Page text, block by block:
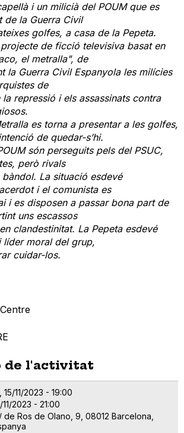
i un milicià del POUM que es
de la Guerra Civil
golfes, a casa de la Pepeta.
de ficció televisiva basat en
el metralla", de
la Guerra Civil Espanyola les milícies
de
repressió i els assassinats contra
es torna a presentar a les golfes,
de quedar-s’hi.
són perseguits pels del PSUC,
però rivals
La situació esdevé
i el comunista es
i es disposen a passar bona part de
uns escassos
clandestinitat. La Pepeta esdevé
líder moral del grup,
cuidar-los.
de l'activitat
15/11/2023 - 19:00
11/2023 - 21:00
de Ros de Olano, 9, 08012 Barcelona,